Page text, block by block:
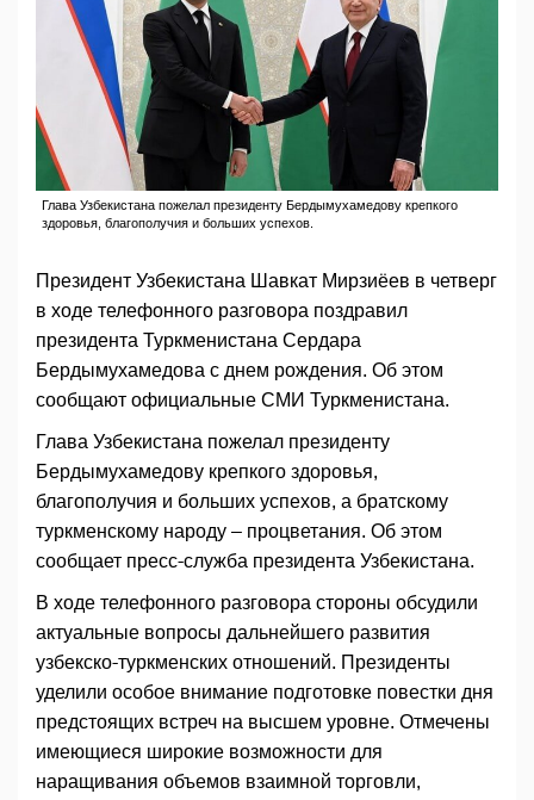
Глава Узбекистана пожелал президенту Бердымухамедову крепкого
здоровья, благополучия и больших успехов.
Президент Узбекистана Шавкат Мирзиёев в четверг
в ходе телефонного разговора поздравил
президента Туркменистана Сердара
Бердымухамедова с днем рождения. Об этом
сообщают официальные СМИ Туркменистана.
Глава Узбекистана пожелал президенту
Бердымухамедову крепкого здоровья,
благополучия и больших успехов, а братскому
туркменскому народу – процветания. Об этом
сообщает пресс-служба президента Узбекистана.
В ходе телефонного разговора стороны обсудили
актуальные вопросы дальнейшего развития
узбекско-туркменских отношений. Президенты
уделили особое внимание подготовке повестки дня
предстоящих встреч на высшем уровне. Отмечены
имеющиеся широкие возможности для
наращивания объемов взаимной торговли,